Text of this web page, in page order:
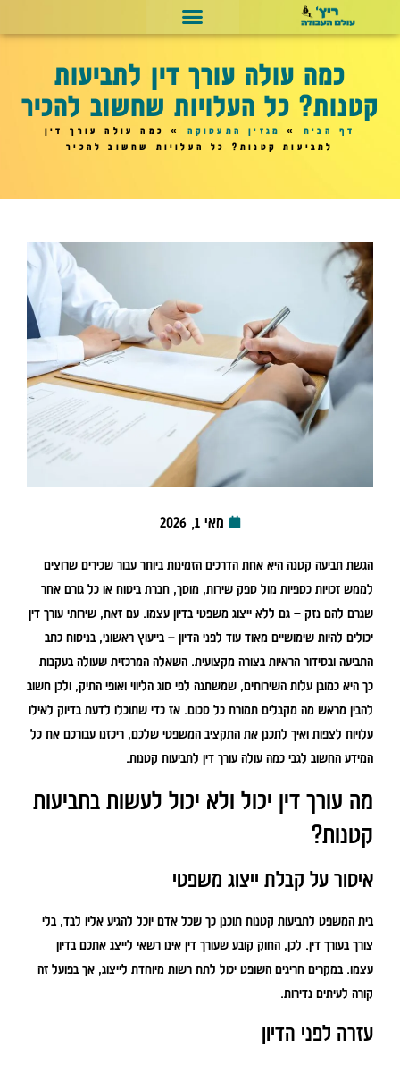
כמה עולה עורך דין לתביעות
קטנות? כל העלויות שחשוב להכיר
דף הבית » מגזין התעסוקה »
כמה עולה עורך דין
לתביעות קטנות? כל העלויות שחשוב להכיר
מאי 1, 2026
הגשת תביעה קטנה היא אחת הדרכים הזמינות ביותר עבור שכירים שרוצים
לממש זכויות כספיות מול ספק שירות, מוסך, חברת ביטוח או כל גורם אחר
שגרם להם נזק – גם ללא ייצוג משפטי בדיון עצמו. עם זאת, שירותי עורך דין
יכולים להיות שימושיים מאוד עוד לפני הדיון – בייעוץ ראשוני, בניסוח כתב
התביעה ובסידור הראיות בצורה מקצועית. השאלה המרכזית שעולה בעקבות
כך היא כמובן עלות השירותים, שמשתנה לפי סוג הליווי ואופי התיק, ולכן חשוב
להבין מראש מה מקבלים תמורת כל סכום. אז כדי שתוכלו לדעת בדיוק לאילו
עלויות לצפות ואיך לתכנן את התקציב המשפטי שלכם, ריכזנו עבורכם את כל
המידע החשוב לגבי כמה עולה עורך דין לתביעות קטנות.
מה עורך דין יכול ולא יכול לעשות בתביעות
קטנות?
איסור על קבלת ייצוג משפטי
בית המשפט לתביעות קטנות תוכנן כך שכל אדם יוכל להגיע אליו לבד, בלי
צורך בעורך דין. לכן, החוק קובע שעורך דין אינו רשאי לייצג אתכם בדיון
עצמו. במקרים חריגים השופט יכול לתת רשות מיוחדת לייצוג, אך בפועל זה
קורה לעיתים נדירות.
עזרה לפני הדיון